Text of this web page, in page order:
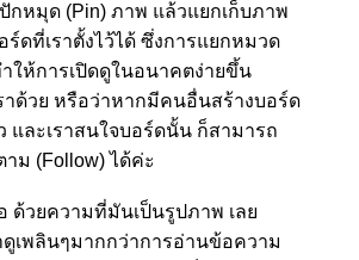
กหมุด (Pin) ภาพ แล้วแยกเก็บภาพ
ร์ดที่เราตั้งไว้ได้ ซึ่งการแยกหมวด
ให้การเปิดดูในอนาคตง่ายขึ้น
าด้วย หรือว่าหากมีคนอื่นสร้างบอร์ด
และเราสนใจบอร์ดนั้น ก็สามารถ
าม (Follow) ได้ค่ะ
ด้วยความที่มันเป็นรูปภาพ เลย
ดูเพลินๆมากกว่าการอ่านข้อความ